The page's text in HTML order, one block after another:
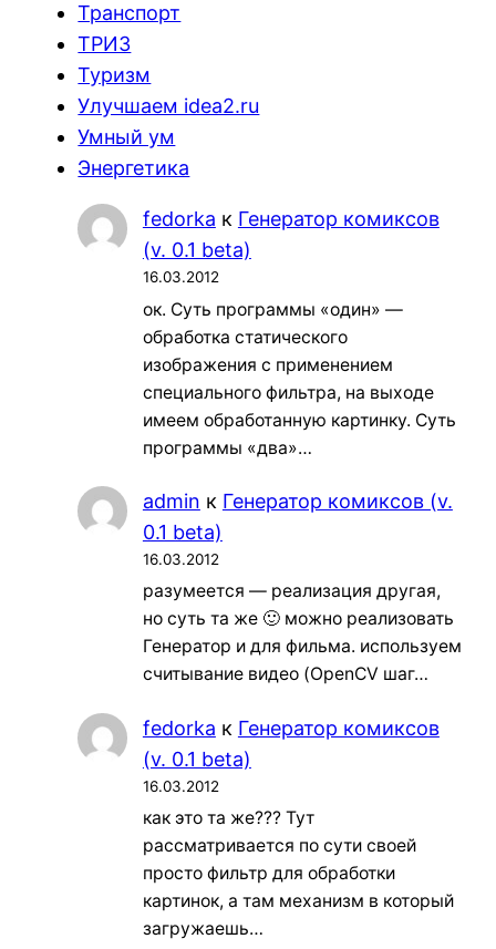
Транспорт
ТРИЗ
Туризм
Улучшаем idea2.ru
Умный ум
Энергетика
fedorka к Генератор комиксов
(v. 0.1 beta)
16.03.2012
ок. Суть программы «один» —
обработка статического
изображения с применением
специального фильтра, на выходе
имеем обработанную картинку. Суть
программы «два»…
admin к Генератор комиксов (v.
0.1 beta)
16.03.2012
разумеется — реализация другая,
но суть та же 🙂 можно реализовать
Генератор и для фильма. используем
считывание видео (OpenCV шаг…
fedorka к Генератор комиксов
(v. 0.1 beta)
16.03.2012
как это та же??? Тут
рассматривается по сути своей
просто фильтр для обработки
картинок, а там механизм в который
загружаешь…